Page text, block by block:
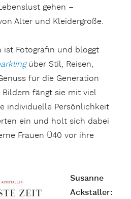
gehen –
Alter und Kleidergröße.
ist Fotografin und bloggt
über Stil, Reisen,
für die Generation
Bildern fängt sie mit viel
individuelle Persönlichkeit
ein und holt sich dabei
Frauen Ü40 vor ihre
Susanne
Ackstaller: